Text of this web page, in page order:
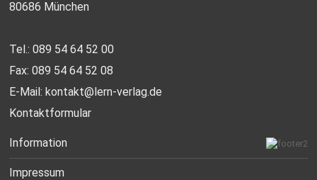
80686 München
Tel.: 089 54 64 52 00
Fax: 089 54 64 52 08
E-Mail:kontakt@lern-verlag.de
Kontaktformular
Information
Impressum